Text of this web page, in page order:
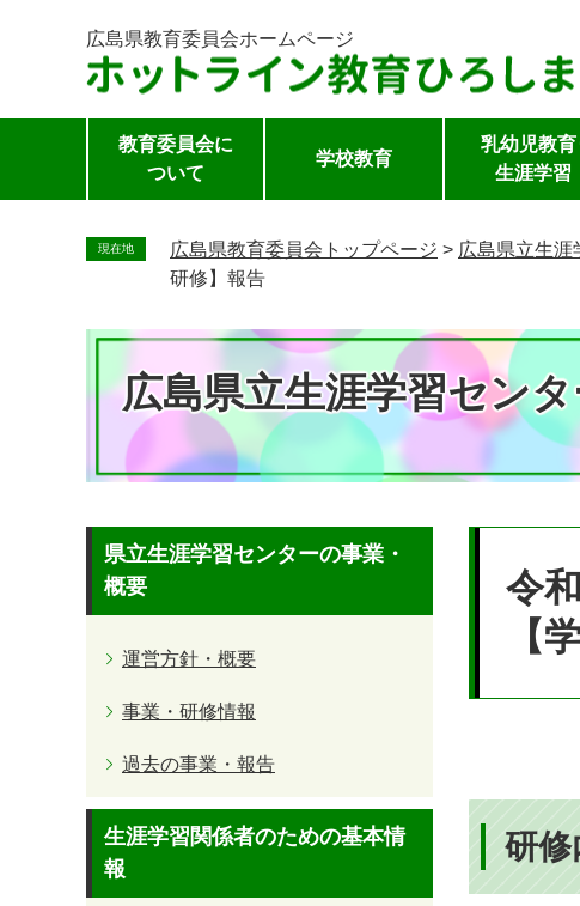
広島県教育委員会ホームページ
教育委員会に
ついて
学校教育
乳幼児教育
生涯学習
現在地 広島県教育委員会トップページ > 広島県立生涯
研修】報告
広島県立生涯学習セン
令
【
研修
県立生涯学習センターの事業・
概要
運営方針・概要
事業・研修情報
過去の事業・報告
生涯学習関係者のための基本情
報